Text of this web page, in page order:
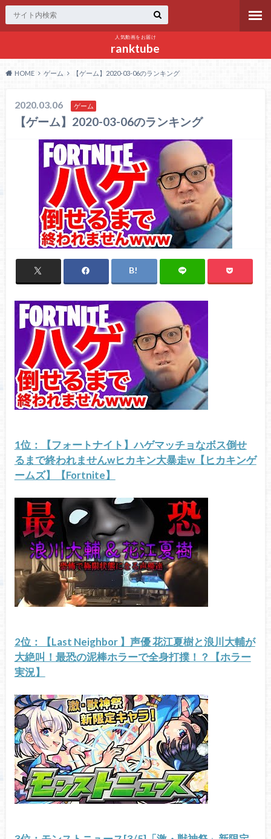
人気動画をお届け
ranktube
HOME ゲーム 【ゲーム】2020-03-06のランキング
2020.03.06 ゲーム
【ゲーム】2020-03-06のランキング
1位：【フォートナイト】ハゲマッチョなボス倒せ
るまで終われませんwヒカキン大暴走w【ヒカキンゲ
ームズ】【Fortnite】
2位：【Last Neighbor 】声優 花江夏樹と浪川大輔が
大絶叫！最恐の泥棒ホラーで全身打撲！？【ホラー
実況】